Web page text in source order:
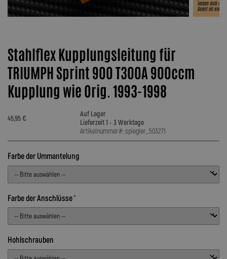
Stahlflex Kupplungsleitung für
TRIUMPH Sprint 900 T300A 900ccm
Kupplung wie Orig. 1993-1998
45,95 €
Auf Lager
Lieferzeit 1 - 3 Werktage
Artikelnummer#: spiegler_503271
Farbe der Ummantelung
Farbe der Anschlüsse
Hohlschrauben